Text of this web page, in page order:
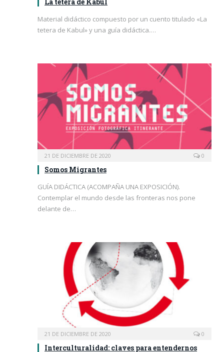
La tetera de Kabul
Material didáctico compuesto por un cuento titulado «La
tetera de Kabul» y una guía didáctica.…
21 DE DICIEMBRE DE 2020 0
Somos Migrantes
GUÍA DIDÁCTICA (ACOMPAÑA UNA EXPOSICIÓN).
Contemplar el mundo desde las fronteras nos pone
delante de…
21 DE DICIEMBRE DE 2020 0
Interculturalidad: claves para entendernos